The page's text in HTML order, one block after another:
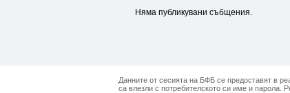
Няма публикувани събщения.
Данните от сесията на БФБ се предоставят в
са влезли с потребителското си име и парола.